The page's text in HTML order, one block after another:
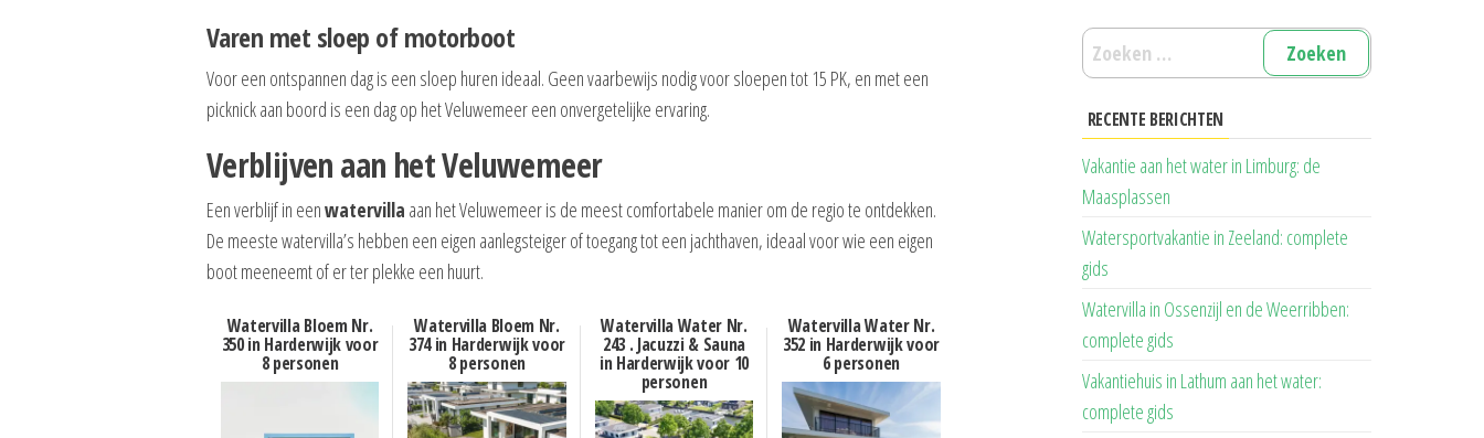
Varen met sloep of motorboot
Voor een ontspannen dag is een sloep huren ideaal. Geen vaarbewijs nodig voor sloepen tot 15 PK, en met een
picknick aan boord is een dag op het Veluwemeer een onvergetelijke ervaring.
Verblijven aan het Veluwemeer
Een verblijf in eenwatervilla aan het Veluwemeer is de meest comfortabele manier om de regio te ontdekken.
De meeste watervilla’s hebben een eigen aanlegsteiger of toegang tot een jachthaven, ideaal voor wie een eigen
boot meeneemt of er ter plekke een huurt.
Watervilla Bloem Nr.
350 in Harderwijk voor
8 personen
Watervilla Bloem Nr.
374 in Harderwijk voor
8 personen
Watervilla Water Nr.
243 . Jacuzzi & Sauna
in Harderwijk voor 10
personen
Watervilla Water Nr.
352 in Harderwijk voor
6 personen
Zoeken
naar:
RECENTE BERICHTEN
Vakantie aan het water in Limburg: de
Maasplassen
Watersportvakantie in Zeeland: complete
gids
Watervilla in Ossenzijl en de Weerribben:
complete gids
Vakantiehuis in Lathum aan het water:
complete gids